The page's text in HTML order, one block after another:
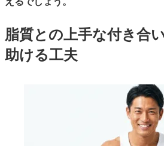
脂質との上手な付き合
助ける工夫